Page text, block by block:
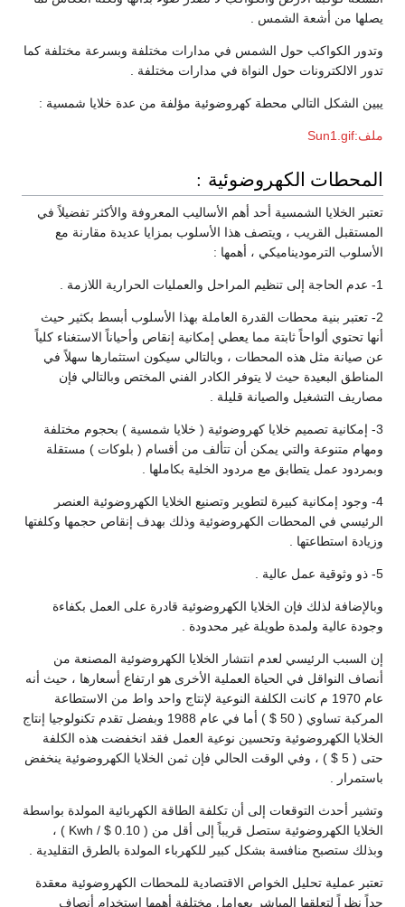
يصلها من أشعة الشمس .
وتدور الكواكب حول الشمس في مدارات مختلفة وبسرعة مختلفة كما
تدور الالكترونات حول النواة في مدارات مختلفة .
يبين الشكل التالي محطة كهروضوئية مؤلفة من عدة خلايا شمسية :
ملف:Sun1.gif
المحطات الكهروضوئية :
تعتبر الخلايا الشمسية أحد أهم الأساليب المعروفة والأكثر تفضيلاً في
المستقبل القريب ، ويتصف هذا الأسلوب بمزايا عديدة مقارنة مع
الأسلوب الترموديناميكي ، أهمها :
1- عدم الحاجة إلى تنظيم المراحل والعمليات الحرارية اللازمة .
2- تعتبر بنية محطات القدرة العاملة بهذا الأسلوب أبسط بكثير حيث
أنها تحتوي ألواحاً ثابتة مما يعطي إمكانية إنقاص وأحياناً الاستغناء كلياً
عن صيانة مثل هذه المحطات ، وبالتالي سيكون استثمارها سهلاً في
المناطق البعيدة حيث لا يتوفر الكادر الفني المختص وبالتالي فإن
مصاريف التشغيل والصيانة قليلة .
3- إمكانية تصميم خلايا كهروضوئية ( خلايا شمسية ) بحجوم مختلفة
ومهام متنوعة والتي يمكن أن تتألف من أقسام ( بلوكات ) مستقلة
وبمردود عمل يتطابق مع مردود الخلية بكاملها .
4- وجود إمكانية كبيرة لتطوير وتصنيع الخلايا الكهروضوئية العنصر
الرئيسي في المحطات الكهروضوئية وذلك بهدف إنقاص حجمها وكلفتها
وزيادة استطاعتها .
5- ذو وثوقية عمل عالية .
وبالإضافة لذلك فإن الخلايا الكهروضوئية قادرة على العمل بكفاءة
وجودة عالية ولمدة طويلة غير محدودة .
إن السبب الرئيسي لعدم انتشار الخلايا الكهروضوئية المصنعة من
أنصاف النواقل في الحياة العملية الأخرى هو ارتفاع أسعارها ، حيث أنه
عام 1970 م كانت الكلفة النوعية لإنتاج واحد واط من الاستطاعة
المركبة تساوي ( 50 $ ) أما في عام 1988 وبفضل تقدم تكنولوجيا إنتاج
الخلايا الكهروضوئية وتحسين نوعية العمل فقد انخفضت هذه الكلفة
حتى ( 5 $ ) ، وفي الوقت الحالي فإن ثمن الخلايا الكهروضوئية ينخفض
باستمرار .
وتشير أحدث التوقعات إلى أن تكلفة الطاقة الكهربائية المولدة بواسطة
الخلايا الكهروضوئية ستصل قريباً إلى أقل من ( 0.10 $ / Kwh ) ،
وبذلك ستصبح منافسة بشكل كبير للكهرباء المولدة بالطرق التقليدية .
تعتبر عملية تحليل الخواص الاقتصادية للمحطات الكهروضوئية معقدة
جداً نظراً لتعلقها المباشر بعوامل مختلفة أهمها استخدام أنصاف